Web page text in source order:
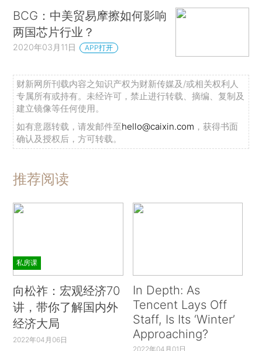
BCG：中美贸易摩擦如何影响
两国芯片行业？
2020年03月11日 APP打开
财新网所刊载内容之知识产权为财新传媒及/或相关权利人
专属所有或持有。未经许可，禁止进行转载、摘编、复制及
建立镜像等任何使用。
如有意愿转载，请发邮件至hello@caixin.com ，获得书面
确认及授权后，方可转载。
推荐阅读
私房课
向松祚：宏观经济70
讲，带你了解国内外
经济大局
2022年04月06日
In Depth: As
Tencent Lays Off
Staff, Is Its ‘Winter’
Approaching?
2022年04月01日